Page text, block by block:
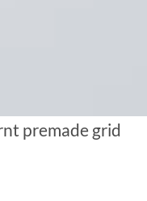
premade grid